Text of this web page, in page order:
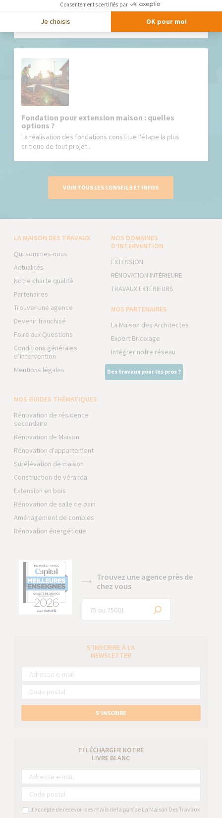
L'ajout d'une surface de 20 m² à une habitation existante
constitue l'un des...
Fondation pour extension maison : quelles
options ?
La réalisation des fondations constitue l'étape la plus
critique de tout projet...
VOIR TOUS LES CONSEILS ET INFOS
LA MAISON DES TRAVAUX
Qui sommes-nous
Actualités
Notre charte qualité
Partenaires
Trouver une agence
Devenir franchisé
Foire aux Questions
Conditions générales
d’intervention
Mentions légales
NOS DOMAINES
D’INTERVENTION
EXTENSION
RÉNOVATION INTÉRIEURE
TRAVAUX EXTÉRIEURS
NOS PARTENAIRES
La Maison des Architectes
Expert Bricolage
Intégrer notre réseau
Des travaux pour les pros ?
NOS GUIDES THÉMATIQUES
Rénovation de résidence
secondaire
Rénovation de Maison
Rénovation d'appartement
Surélévation de maison
Construction de véranda
Extension en bois
Rénovation de salle de bain
Aménagement de combles
Rénovation énergétique
Trouvez une agence près de
chez vous
S’INSCRIRE À LA
NEWSLETTER
S’INSCRIRE
TÉLÉCHARGER NOTRE
LIVRE BLANC
J’accepte de recevoir des mails de la part de La Maison Des Travaux
Consentements certifiés par
Je choisis OK pour moi